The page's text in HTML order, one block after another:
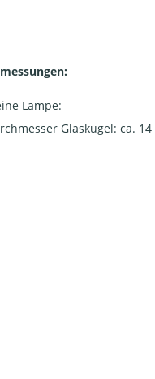
Lampe:
Glaskugel: ca. 14